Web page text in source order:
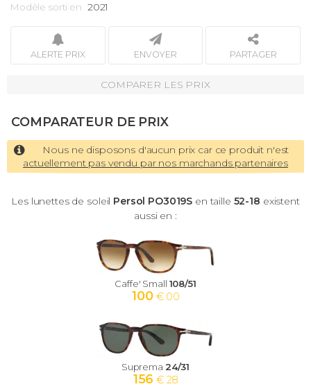
Modèle sorti en 2021
ALERTE PRIX ENVOYER PARTAGER
COMPARER LES PRIX
COMPARATEUR DE PRIX
Nous ne disposons d'aucun prix car ce produit n'est
actuellement pas vendu par nos marchands partenaires
Les lunettes de soleil Persol PO3019S en taille 52-18 existent
aussi en :
Caffe' Small 108/51
100 € 00
Suprema 24/31
156 € 28